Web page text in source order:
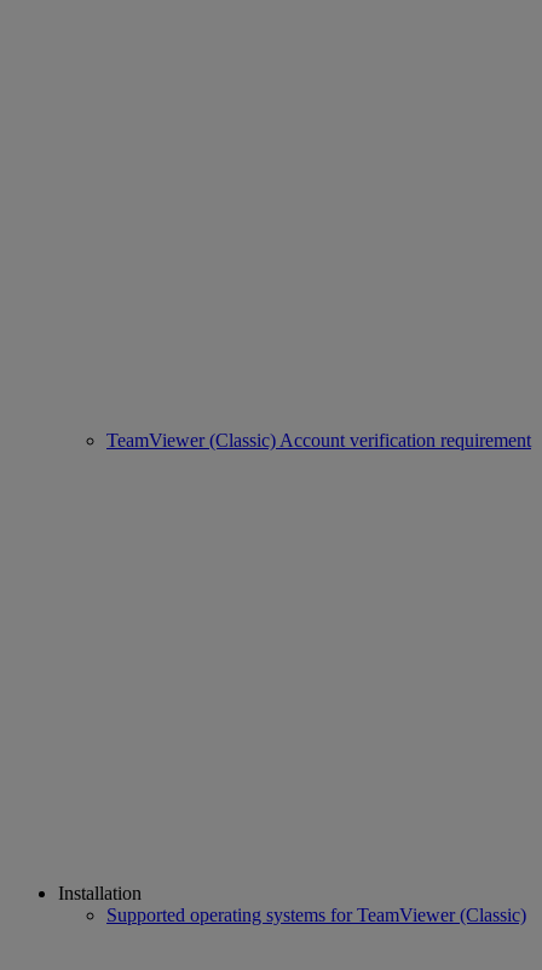
TeamViewer (Classic) Account verification requirement
Installation
Supported operating systems for TeamViewer (Classic)